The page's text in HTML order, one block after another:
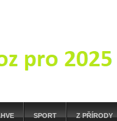
SPORT Z PŘÍRODY